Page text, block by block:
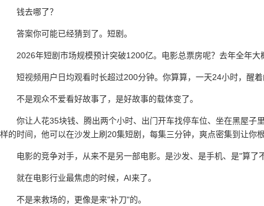
钱去哪了？
答案你可能已经猜到了。短剧。
2026年短剧市场规模预计突破1200亿。电影总票房呢？去年全年
短视频用户日均观看时长超过200分钟。你算算，一天24小时，醒
不是观众不爱看好故事了，是好故事的载体变了。
你让人花35块钱、腾出两个小时、出门开车找停车位、坐在黑屋子
样的时间，他可以在沙发上刷20集短剧，每集三分钟，爽点密集到让你
电影的竞争对手，从来不是另一部电影。是沙发、是手机、是"算了
就在电影行业最焦虑的时候，AI来了。
不是来救场的，更像是来"补刀"的。